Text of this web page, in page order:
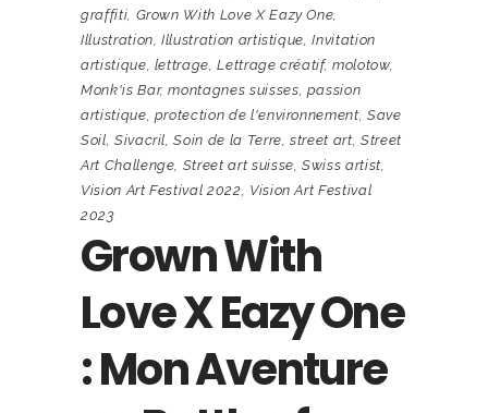
graffiti, Grown With Love X Eazy One,
Illustration,Illustration artistique,Invitation
artistique, lettrage,Lettrage créatif,molotow,
Monk'is Bar,montagnes suisses, passion
artistique, protection de l'environnement, Save
Soil, Sivacril,Soin de la Terre,street art, Street
Art Challenge, Street art suisse,Swiss artist,
Vision Art Festival 2022, Vision Art Festival
2023
Grown With
Love X Eazy One
: Mon Aventure